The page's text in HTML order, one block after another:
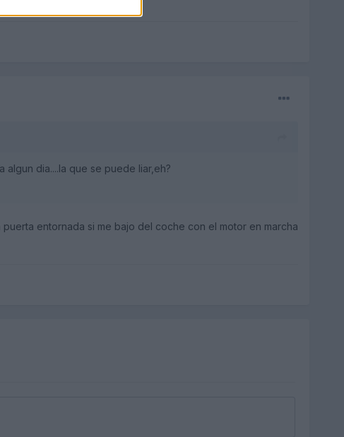
dia....la que se puede liar,eh?
entornada si me bajo del coche con el motor en marcha